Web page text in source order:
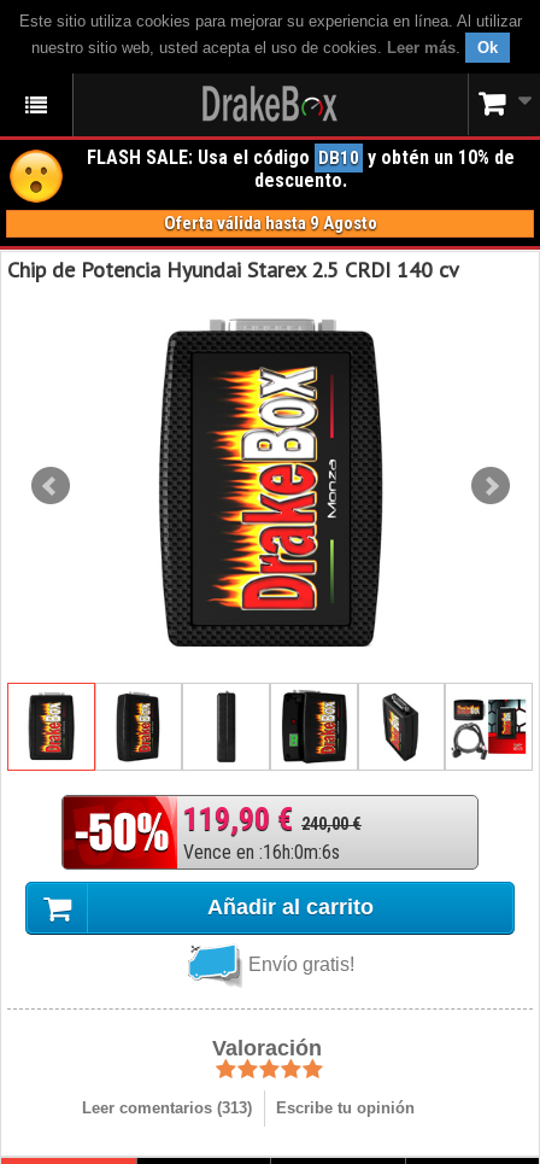
Este sitio utiliza cookies para mejorar su experiencia en línea. Al utilizar
nuestro sitio web, usted acepta el uso de cookies. Leer más. Ok
FLASH SALE: Usa el código DB10 y obtén un 10% de
descuento.
Oferta válida hasta 9 Agosto
Chip de Potencia Hyundai Starex 2.5 CRDI 140 cv
119,90 € 240,00 €
Vence en :16h:0m:5s
Añadir al carrito
Envío gratis!
Valoración
Leer comentarios (313) Escribe tu opinión